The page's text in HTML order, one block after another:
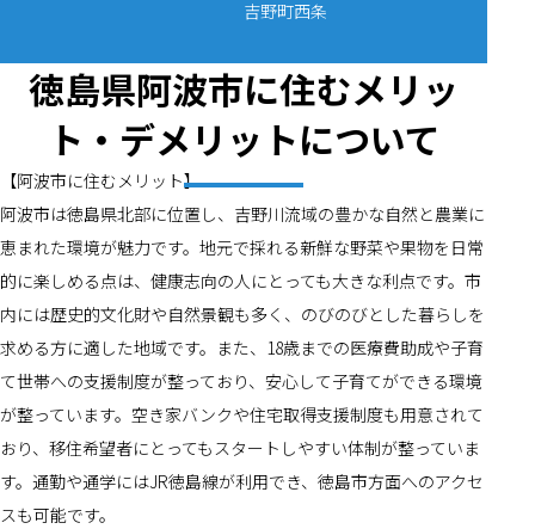
吉野町西条
徳島県阿波市に住むメリッ
ト・デメリットについて
【阿波市に住むメリット】
阿波市は徳島県北部に位置し、吉野川流域の豊かな自然と農業に
恵まれた環境が魅力です。地元で採れる新鮮な野菜や果物を日常
的に楽しめる点は、健康志向の人にとっても大きな利点です。市
内には歴史的文化財や自然景観も多く、のびのびとした暮らしを
求める方に適した地域です。また、18歳までの医療費助成や子育
て世帯への支援制度が整っており、安心して子育てができる環境
が整っています。空き家バンクや住宅取得支援制度も用意されて
おり、移住希望者にとってもスタートしやすい体制が整っていま
す。通勤や通学にはJR徳島線が利用でき、徳島市方面へのアクセ
スも可能です。